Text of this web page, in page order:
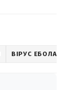
ВІРУС ЕБОЛА